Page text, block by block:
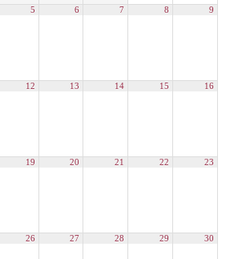
5 6 7 8 9
(während der regulären Unterrichtszeit)
12 13 14 15 16
19 20 21 22 23
26 27 28 29 30